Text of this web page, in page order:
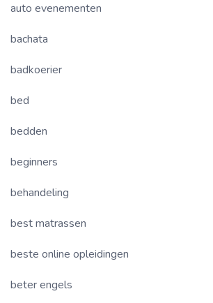
auto evenementen
bachata
badkoerier
bed
bedden
beginners
behandeling
best matrassen
beste online opleidingen
beter engels